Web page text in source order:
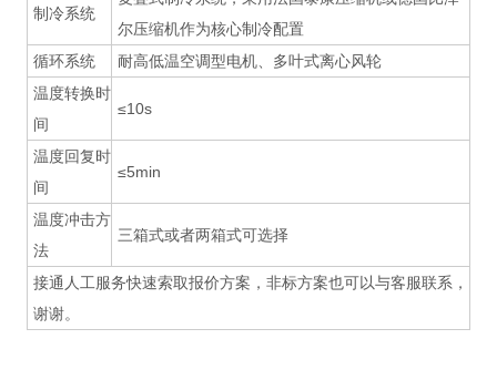
制冷系统
尔压缩机作为核心制冷配置
循环系统
耐高低温空调型电机、多叶式离心风轮
温度转换时
间
≤10s
温度回复时
间
≤5min
温度冲击方
法
三箱式或者两箱式可选择
接通人工服务快速索取报价方案，非标方案也可以与客服联系，
谢谢。